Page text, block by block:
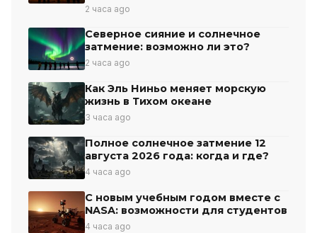
2 часа ago
Северное сияние и солнечное
затмение: возможно ли это?
2 часа ago
Как Эль Ниньо меняет морскую
жизнь в Тихом океане
3 часа ago
Полное солнечное затмение 12
августа 2026 года: когда и где?
4 часа ago
С новым учебным годом вместе с
NASA: возможности для студентов
4 часа ago